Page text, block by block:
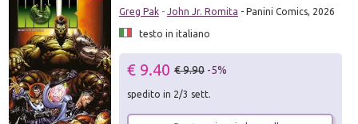
Greg Pak- John Jr. Romita - Panini Comics, 2026
testo in italiano
€ 9.40 € 9.90 -5%
spedito in 2/3 sett.